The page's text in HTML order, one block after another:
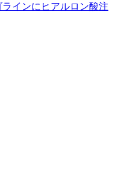
インにヒアルロン酸注